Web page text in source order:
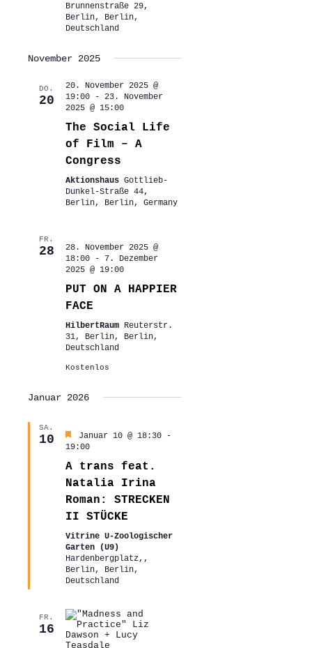
Brunnenstraße 29,
Berlin, Berlin,
Deutschland
November 2025
DO.
20
20. November 2025 @
19:00- 23. November
2025 @ 15:00
The Social Life
of Film – A
Congress
Aktionshaus Gottlieb-
Dunkel-Straße 44,
Berlin, Berlin, Germany
FR.
28
28. November 2025 @
18:00-
7. Dezember
2025 @ 19:00
PUT ON A HAPPIER
FACE
HilbertRaum Reuterstr.
31, Berlin, Berlin,
Deutschland
Kostenlos
Januar 2026
SA.
10 Hervorgehoben
Januar 10 @ 18:30-
19:00
A trans feat.
Natalia Irina
Roman: STRECKEN
II STÜCKE
Vitrine U-Zoologischer
Garten (U9)
Hardenbergplatz,,
Berlin, Berlin,
Deutschland
FR.
16